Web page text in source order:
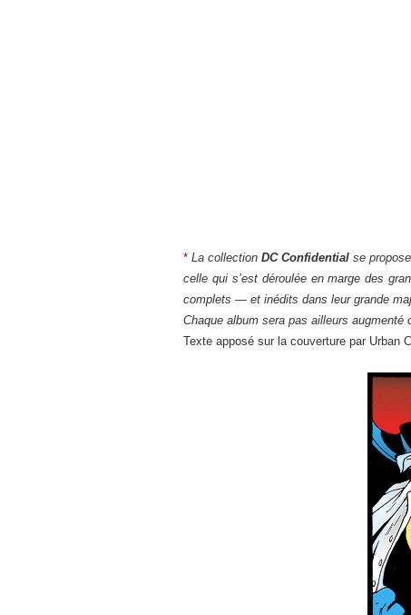
* La collection DC Confidential se
celle qui s’est déroulée en marge des
complets — et inédits dans leur grande
Chaque album sera pas ailleurs augmenté
Texte apposé sur la couverture par Urban